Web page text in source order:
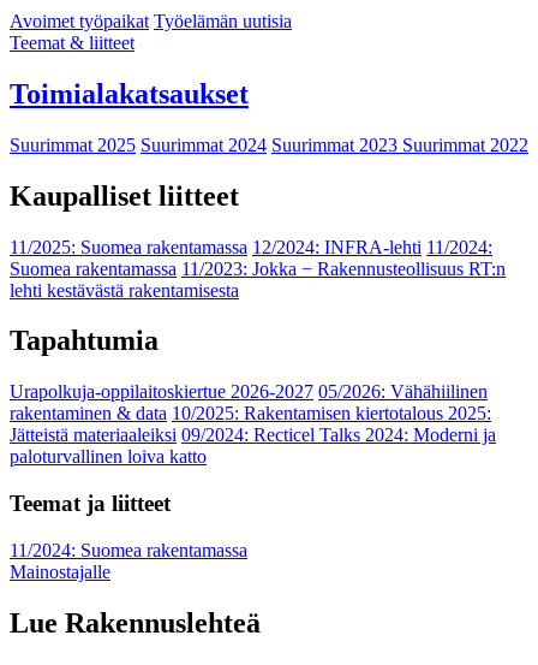
Avoimet työpaikat Työelämän uutisia
Teemat & liitteet
Toimialakatsaukset
Suurimmat 2025 Suurimmat 2024 Suurimmat 2023 Suurimmat 2022
Kaupalliset liitteet
11/2025: Suomea rakentamassa 12/2024: INFRA-lehti 11/2024:
Suomea rakentamassa 11/2023: Jokka − Rakennusteollisuus RT:n
lehti kestävästä rakentamisesta
Tapahtumia
Urapolkuja-oppilaitoskiertue 2026-2027 05/2026: Vähähiilinen
rakentaminen & data 10/2025: Rakentamisen kiertotalous 2025:
Jätteistä materiaaleiksi 09/2024: Recticel Talks 2024: Moderni ja
paloturvallinen loiva katto
Teemat ja liitteet
11/2024: Suomea rakentamassa
Mainostajalle
Lue Rakennuslehteä